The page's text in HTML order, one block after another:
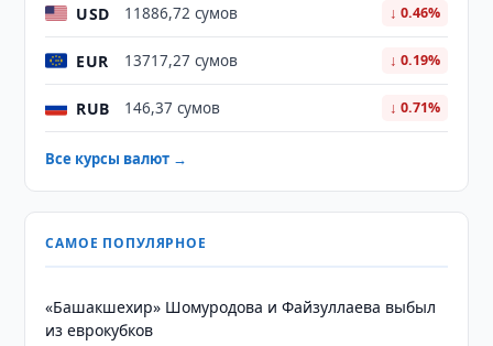
USD 11886,72 сумов ↓ 0.46%
EUR 13717,27 сумов ↓ 0.19%
RUB 146,37 сумов ↓ 0.71%
Все курсы валют →
САМОЕ ПОПУЛЯРНОЕ
«Башакшехир» Шомуродова и Файзуллаева выбыл
из еврокубков